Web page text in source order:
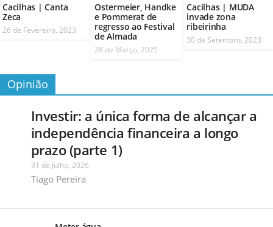
Cacilhas | Canta
Zeca
26 de Fevereiro, 2023
Ostermeier, Handke
e Pommerat de
regresso ao Festival
de Almada
28 de Março, 2025
Cacilhas | MUDA
invade zona
ribeirinha
30 de Setembro, 2023
Opinião
Investir: a única forma de alcançar a
independência financeira a longo
prazo (parte 1)
31 de Julho, 2026
Tiago Pereira